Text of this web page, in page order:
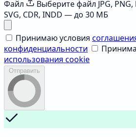
Файл
Выберите файл JPG, PNG,
SVG, CDR, INDD — до 30 МБ
Принимаю условия
конфиденциальности
использования cookie
Отправить